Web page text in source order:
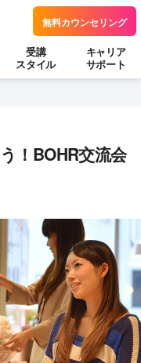
無料カウンセリング
受講
スタイル
キャリア
サポート
！BOHR交流会